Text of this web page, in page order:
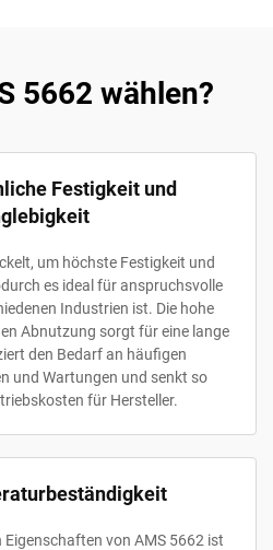
5662 wählen?
Festigkeit und
um höchste Festigkeit und
es ideal für anspruchsvolle
Industrien ist. Die hohe
Abnutzung sorgt für eine lange
den Bedarf an häufigen
und Wartungen und senkt so
für Hersteller.
Eigenschaften von AMS 5662 ist